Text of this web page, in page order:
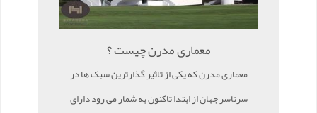
معماری مدرن چیست ؟
معماری مدرن که یکی از تاثیر گذارترین سبک ها در
سرتاسر جهان از ابتدا تاکنون به شمار می رود دارای